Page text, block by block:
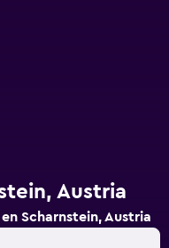
Austria
Scharnstein, Austria